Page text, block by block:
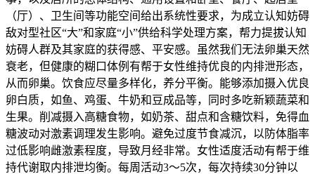
（厅）、卫生间等功能空间给出系统性要求，为成立认知妨碍
敌对型社区“大”和家庭“小”供给科学处理方案，帮力提拔认知
妨碍人群及其家庭的获得感、平安感。虽然我们无法卵巢天然
衰老，但健康的糊口体例有帮于女性维持优良的内排泄形态，
从而卵巢。饮食应尽量多样化，养分平衡。能够添加摄入优良
卵白质，如鱼、鸡蛋、牛奶和豆成品等，同时多吃新颖蔬菜和
生果。削减摄入高糖食物，如奶茶、甜点和含糖饮料，免得血
糖波动对激素调理发生影响。避免过度节食减沉，以防体脂率
过低影响雌激素程度，导致月经非常。女性适度活动有帮于维
持代谢取内排泄均衡。每周活动3～5次，每次持续30分钟以